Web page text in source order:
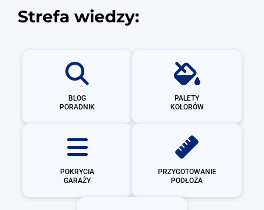
Strefa wiedzy:
BLOG
PORADNIK
PALETY
KOLORÓW
POKRYCIA
GARAŻY
PRZYGOTOWANIE
PODŁOŻA